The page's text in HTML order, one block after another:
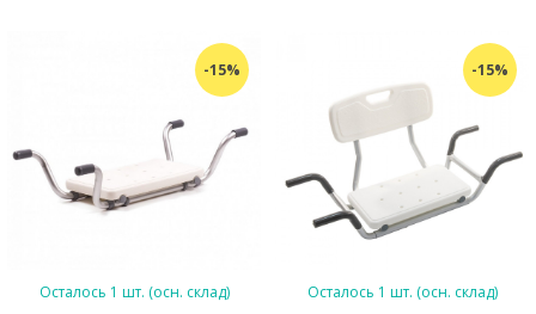
-15%
Осталось 1 шт. (осн. склад)
-15%
Осталось 1 шт. (осн. склад)